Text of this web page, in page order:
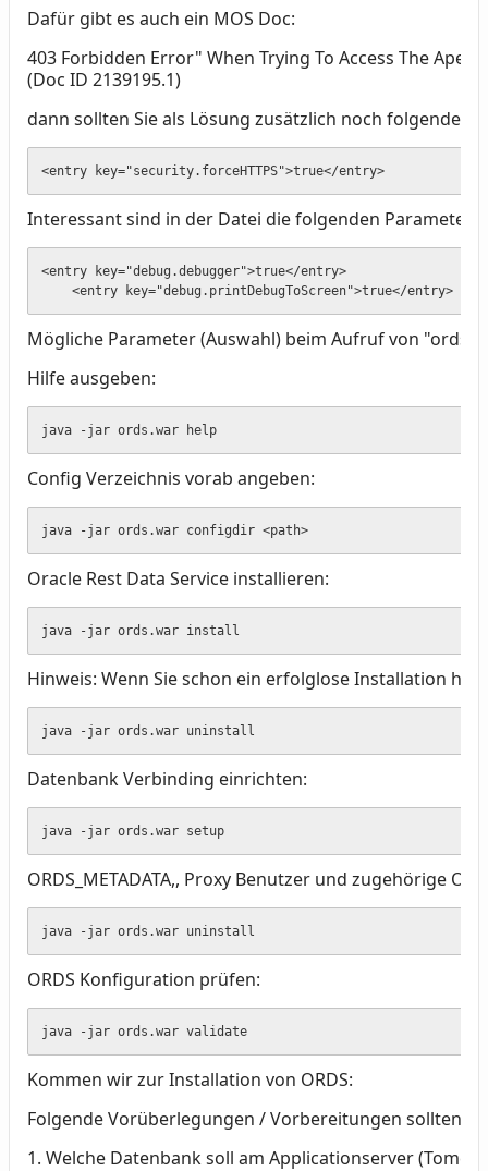
Dafür gibt es auch ein MOS Doc:
403 Forbidden Error" When Trying To Access The
(Doc ID 2139195.1)
dann sollten Sie als Lösung zusätzlich noch folgenden
<entry key="security.forceHTTPS">true</entry>
Interessant sind in der Datei die folgenden
<entry key="debug.debugger">true</entry>
    <entry key="debug.printDebugToScreen">true</entry>
Mögliche Parameter (Auswahl) beim Aufruf von
Hilfe ausgeben:
java -jar ords.war help
Config Verzeichnis vorab angeben:
java -jar ords.war configdir <path>
Oracle Rest Data Service installieren:
java -jar ords.war install
Hinweis: Wenn Sie schon ein erfolglose Installation
java -jar ords.war uninstall
Datenbank Verbinding einrichten:
java -jar ords.war setup
ORDS_METADATA,, Proxy Benutzer und zugehörige
java -jar ords.war uninstall
ORDS Konfiguration prüfen:
java -jar ords.war validate
Kommen wir zur Installation von ORDS:
Folgende Vorüberlegungen / Vorbereitungen sollten
1. Welche Datenbank soll am Applicationserver